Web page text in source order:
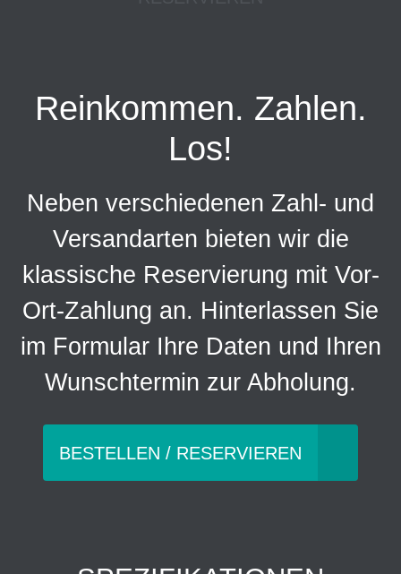
Reinkommen. Zahlen.
Los!
Neben verschiedenen Zahl- und
Versandarten bieten wir die
klassische Reservierung mit Vor-
Ort-Zahlung an. Hinterlassen Sie
im Formular Ihre Daten und Ihren
Wunschtermin zur Abholung.
BESTELLEN / RESERVIEREN